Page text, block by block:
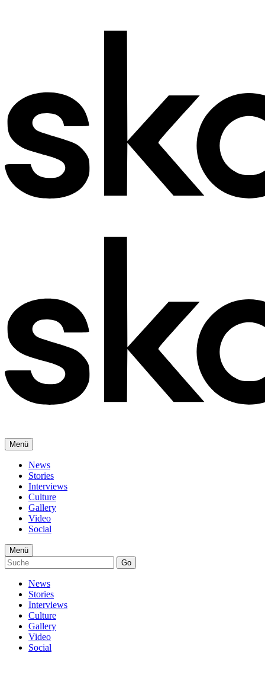
Menü
News
Stories
Interviews
Culture
Gallery
Video
Social
Menü
Go
News
Stories
Interviews
Culture
Gallery
Video
Social